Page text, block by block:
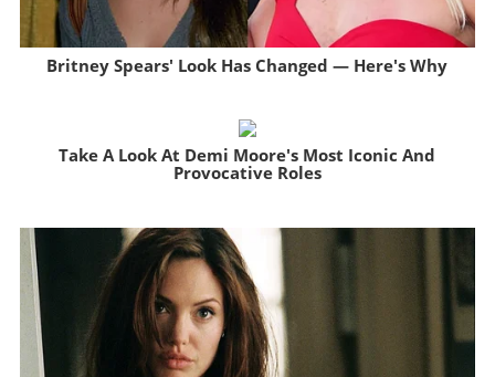
Britney Spears' Look Has Changed — Here's Why
Take A Look At Demi Moore's Most Iconic And
Provocative Roles